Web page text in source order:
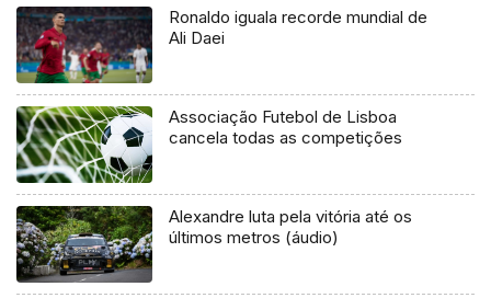
Ronaldo iguala recorde mundial de
Ali Daei
Associação Futebol de Lisboa
cancela todas as competições
Alexandre luta pela vitória até os
últimos metros (áudio)